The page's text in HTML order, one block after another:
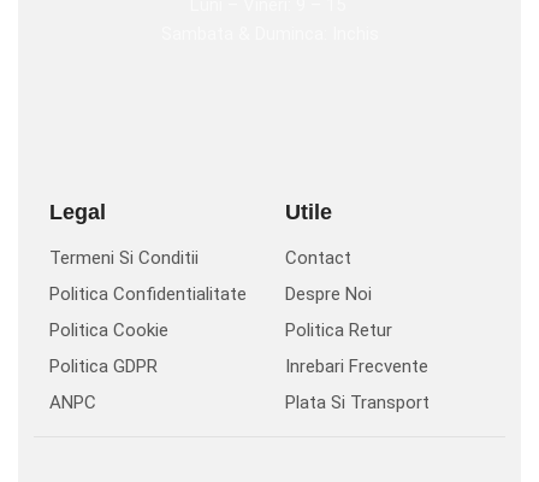
Legal
Termeni Si Conditii
Politica Confidentialitate
Politica Cookie
Politica GDPR
ANPC
Utile
Contact
Despre Noi
Politica Retur
Inrebari Frecvente
Plata Si Transport